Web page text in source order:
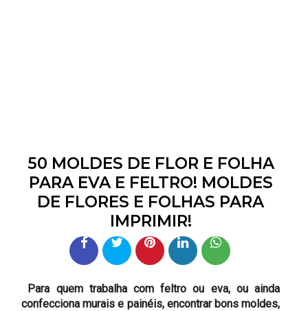
50 MOLDES DE FLOR E FOLHA
PARA EVA E FELTRO! MOLDES
DE FLORES E FOLHAS PARA
IMPRIMIR!
Para quem trabalha com feltro ou eva, ou ainda
confecciona murais e painéis, encontrar bons moldes,